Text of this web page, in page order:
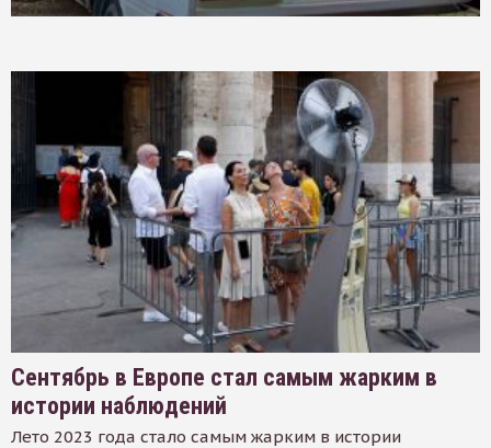
Сентябрь в Европе стал самым жарким в
истории наблюдений
Лето 2023 года стало самым жарким в истории